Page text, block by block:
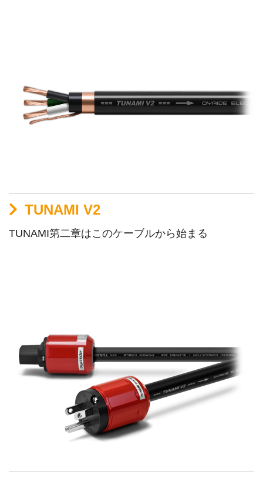
TUNAMI V2
TUNAMI第二章はこのケーブルから始まる